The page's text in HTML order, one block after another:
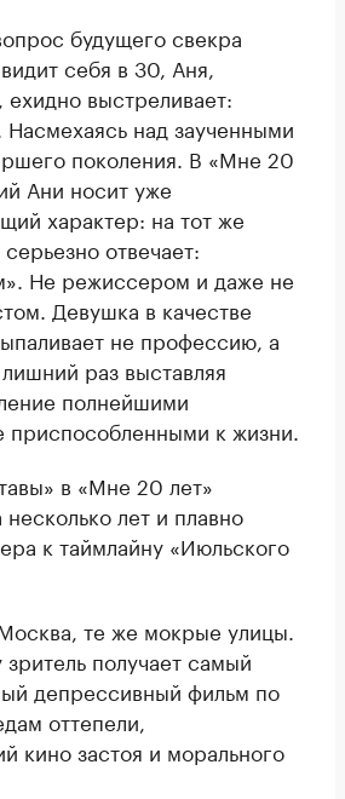
будущего свекра
себя в 30, Аня,
выстреливает:
над заученными
поколения. В «Мне 20
Ани носит уже
характер: на тот же
отвечает:
Не режиссером и даже не
Девушка в качестве
не профессию, а
раз выставляя
полнейшими
приспособленными к жизни.
в «Мне 20 лет»
лет и плавно
к таймлайну «Июльского
те же мокрые улицы.
получает самый
депрессивный фильм по
оттепели,
кино застоя и морального